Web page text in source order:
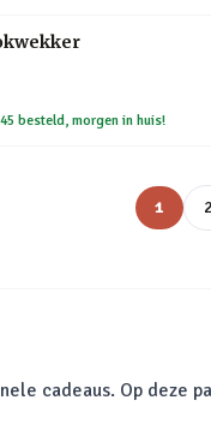
besteld, morgen in huis!
1 2
cadeaus. Op